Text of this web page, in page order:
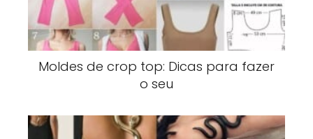
Moldes de crop top: Dicas para fazer
o seu